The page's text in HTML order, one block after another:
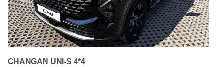
CHANGAN UNI-S 4*4